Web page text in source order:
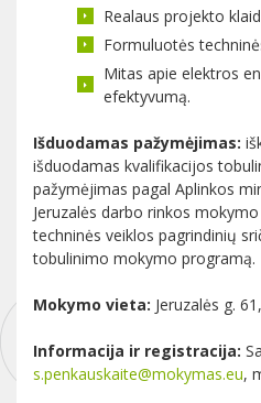
Realaus projekto
Formuluotės
Mitas apie elektros
efektyvumą.
Išduodamas pažymėjimas:
išduodamas kvalifikacijos
pažymėjimas pagal Aplinkos
Jeruzalės darbo rinkos
techninės veiklos pagrindinių
tobulinimo mokymo programą.
Mokymo vieta: Jeruzalės g.
Informacija ir registracija:
s.penkauskaite@mokymas.eu,